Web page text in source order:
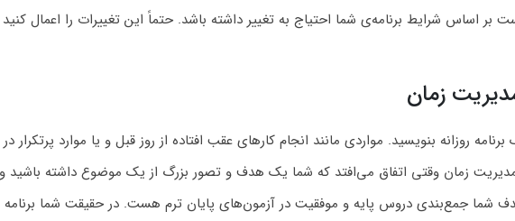
اساس شرایط برنامه‌ی شما احتیاج به تغییر داشته باشد. حتماً این تغییرات را اعمال
زمان
روزانه بنویسید. مواردی مانند انجام کارهای عقب افتاده از روز قبل و یا موارد
زمان وقتی اتفاق می‌افتد که شما یک هدف و تصور بزرگ از یک موضوع داشته باشید و
شما جمع‌بندی دروس پایه و موفقیت در آزمون‌های پایان ترم هست. در حقیقت شما